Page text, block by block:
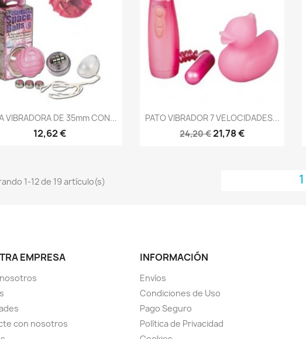
Vista rápida
VIBRADORA DE 35mm CON...
12,62 €
Vista rápida
PATO VIBRADOR 7 VELOCIDADES...
24,20 €21,78 €
1-12 de 19 artículo(s) 1
EMPRESA
con nosotros
INFORMACIÓN
Envíos
Condiciones de Uso
Pago Seguro
Política de Privacidad